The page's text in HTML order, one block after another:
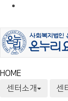
HOME
센터소개
센